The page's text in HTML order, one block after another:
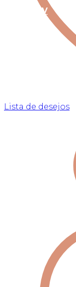
Linha +QV
Lista de desejos